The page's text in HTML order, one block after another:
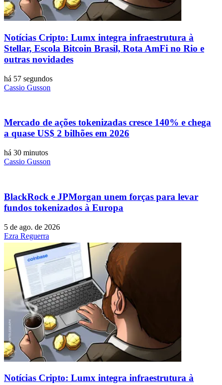
Notícias Cripto: Lumx integra infraestrutura à
Stellar, Escola Bitcoin Brasil, Rota AmFi no Rio e
outras novidades
há 57 segundos
Cassio Gusson
Mercado de ações tokenizadas cresce 140% e chega
a quase US$ 2 bilhões em 2026
há 30 minutos
Cassio Gusson
BlackRock e JPMorgan unem forças para levar
fundos tokenizados à Europa
5 de ago. de 2026
Ezra Reguerra
Notícias Cripto: Lumx integra infraestrutura à